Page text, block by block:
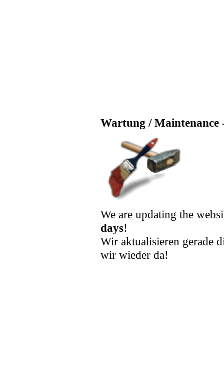
Wartung / Maintenance
We are updating the
days!
Wir aktualisieren gerade
wir wieder da!